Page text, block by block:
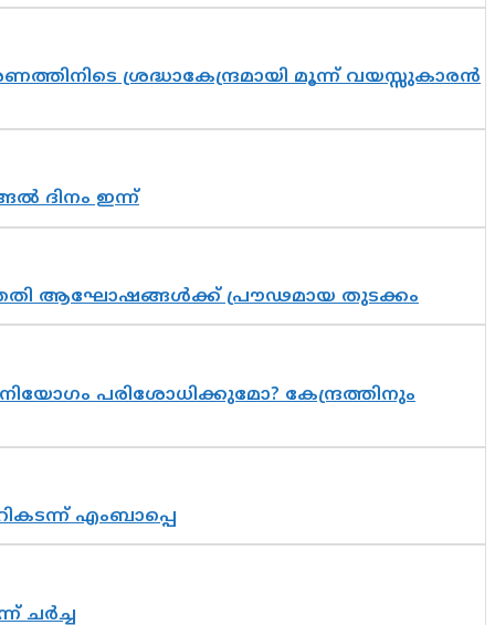
ശ്രദ്ധാകേന്ദ്രമായി മൂന്ന് വയസ്സുകാരൻ
ദിനം ഇന്ന്
ആഘോഷങ്ങൾക്ക് പ്രൗഢമായ തുടക്കം
പരിശോധിക്കുമോ? കേന്ദ്രത്തിനും
എംബാപ്പെ
ചർച്ച